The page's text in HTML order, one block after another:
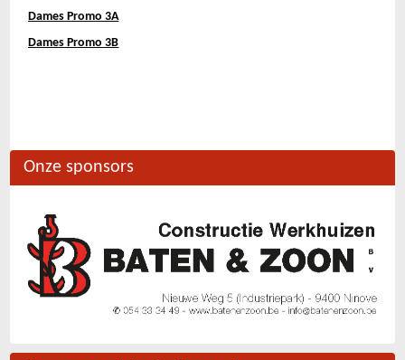
Dames Promo 3A
Dames Promo 3B
Onze sponsors